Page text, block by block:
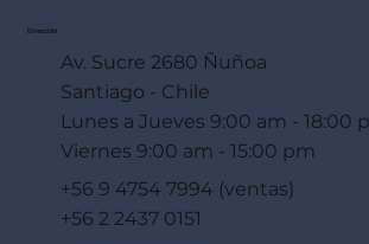
Dirección
Av. Sucre 2680 Ñuñoa
Santiago - Chile
Lunes a Jueves 9:00 am - 18:00
Viernes 9:00 am - 15:00 pm
+56 9 4754 7994 (ventas)
+56 2 2437 0151